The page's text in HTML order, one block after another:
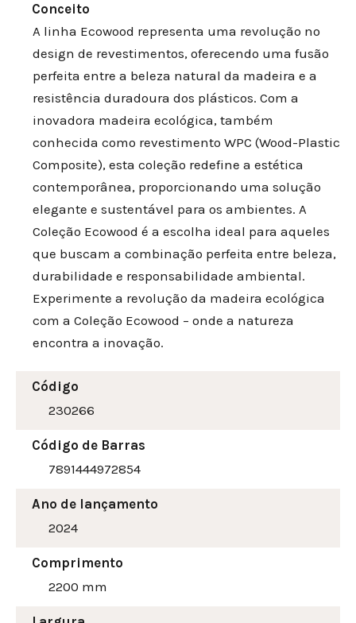
Conceito
A linha Ecowood representa uma revolução no
design de revestimentos, oferecendo uma fusão
perfeita entre a beleza natural da madeira e a
resistência duradoura dos plásticos. Com a
inovadora madeira ecológica, também
conhecida como revestimento WPC (Wood-Plastic
Composite), esta coleção redefine a estética
contemporânea, proporcionando uma solução
elegante e sustentável para os ambientes. A
Coleção Ecowood é a escolha ideal para aqueles
que buscam a combinação perfeita entre beleza,
durabilidade e responsabilidade ambiental.
Experimente a revolução da madeira ecológica
com a Coleção Ecowood – onde a natureza
encontra a inovação.
Código
230266
Código de Barras
7891444972854
Ano de lançamento
2024
Comprimento
2200 mm